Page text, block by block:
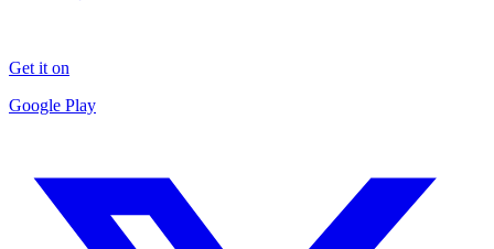
Get it on
Google Play